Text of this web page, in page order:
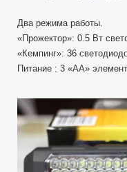
Два режима работы.
«Прожектор»: 0.5 Вт
«Кемпинг»: 36
Питание : 3 «АА»